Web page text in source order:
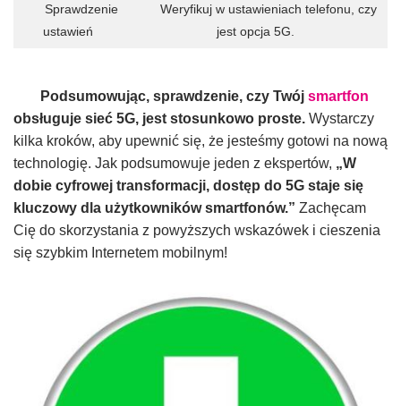
Sprawdzenie
ustawień
Weryfikuj w ustawieniach telefonu, czy
jest opcja 5G.
Podsumowując, sprawdzenie, czy Twój smartfon
obsługuje sieć 5G, jest stosunkowo proste. Wystarczy
kilka kroków, aby upewnić się, że jesteśmy gotowi na nową
technologię. Jak podsumowuje jeden z ekspertów, „W
dobie cyfrowej transformacji, dostęp do 5G staje się
kluczowy dla użytkowników smartfonów.” Zachęcam
Cię do skorzystania z powyższych wskazówek i cieszenia
się szybkim Internetem mobilnym!